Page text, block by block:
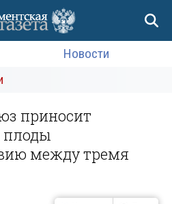
Новости
приносит
плоды
между тремя